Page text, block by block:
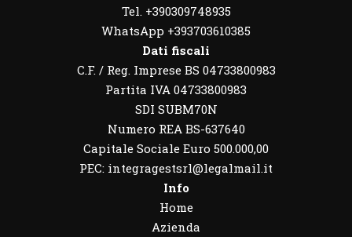
Tel. +390309748935
WhatsApp +393703610385
Dati fiscali
C.F. / Reg. Imprese BS 04733800983
Partita IVA 04733800983
SDI SUBM70N
Numero REA BS-637640
Capitale Sociale Euro 500.000,00
PEC: integragestsrl@legalmail.it
Info
Home
Azienda